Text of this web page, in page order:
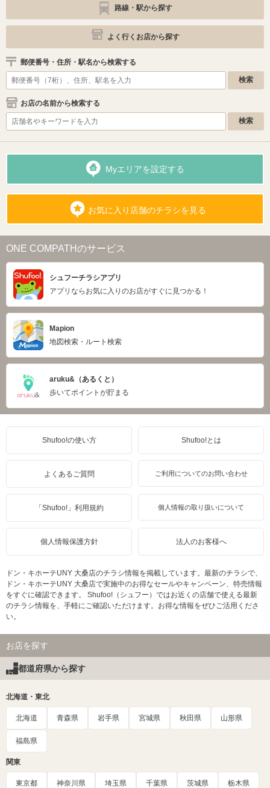
路線・駅から探す
よく行くお店から探す
郵便番号・住所・駅名から検索する
お店の名前から検索する
Myエリアを設定する
お気に入り店舗のチラシを見る
ONE COMPATHのサービス
シュフーチラシアプリ
アプリならお気に入りのお店がすぐに見つかる！
Mapion
地図検索・ルート検索
aruku&（あるくと）
歩いてポイントが貯まる
Shufoo!の使い方 Shufoo!とは
よくあるご質問 ご利用についてのお問い合わせ
「Shufoo!」利用規約 個人情報の取り扱いについて
個人情報保護方針 法人のお客様へ
ドン・キホーテUNY 大桑店のチラシ情報を掲載しています。最新のチラシで、
ドン・キホーテUNY 大桑店で実施中のお得なセールやキャンペーン、特売情報
をすぐに確認できます。 Shufoo!（シュフー）ではお近くの店舗で使える最新
のチラシ情報を、手軽にご確認いただけます。お得な情報をぜひご活用くださ
い。
お店を探す
都道府県から探す
北海道・東北
北海道 青森県 岩手県 宮城県 秋田県 山形県
福島県
関東
東京都 神奈川県 埼玉県 千葉県 茨城県 栃木県